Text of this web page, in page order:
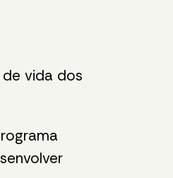
vida dos